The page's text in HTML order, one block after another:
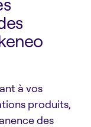
à vos
produits,
des